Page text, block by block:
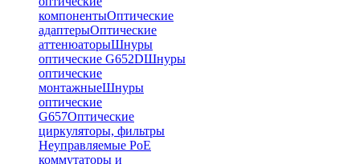
компонентыОптические
адаптерыОптические
аттенюаторыШнуры
оптические G652DШнуры
оптические
монтажныеШнуры
оптические
G657Оптические
циркуляторы, фильтры
Неуправляемые PoE
коммутаторы и